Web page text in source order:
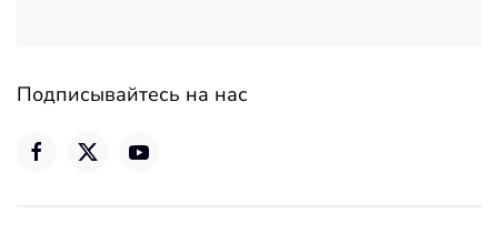
Подписывайтесь на нас